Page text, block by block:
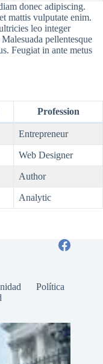
donec adipiscing.
mattis vulputate enim.
leo integer
pellentesque
Feugiat in ante metus
Profession
Entrepreneur
Web Designer
Author
Analytic
Política